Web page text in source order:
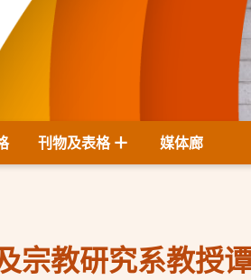
刊物及表格 媒体廊
宗教研究系教授